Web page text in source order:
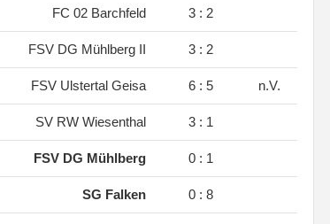
FC 02 Barchfeld 3 : 2
FSV DG Mühlberg II 3 : 2
FSV Ulstertal Geisa 6 : 5 n.V.
SV RW Wiesenthal 3 : 1
FSV DG Mühlberg 0 : 1
SG Falken 0 : 8